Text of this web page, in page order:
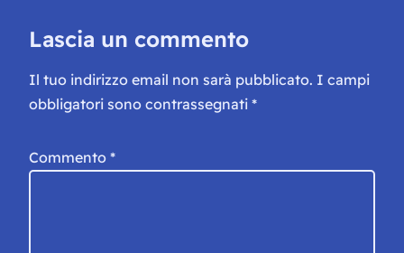
Lascia un commento
Il tuo indirizzo email non sarà pubblicato. I campi
obbligatori sono contrassegnati *
Commento *